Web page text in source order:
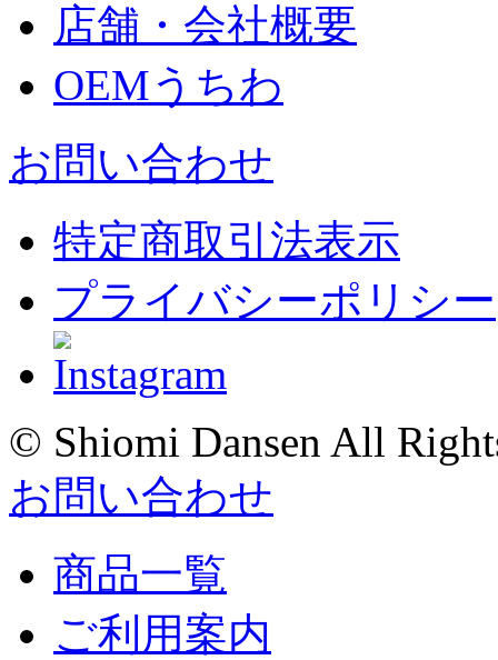
店舗・会社概要
OEMうちわ
お問い合わせ
特定商取引法表示
プライバシーポリシー
© Shiomi Dansen All
お問い合わせ
商品一覧
ご利用案内